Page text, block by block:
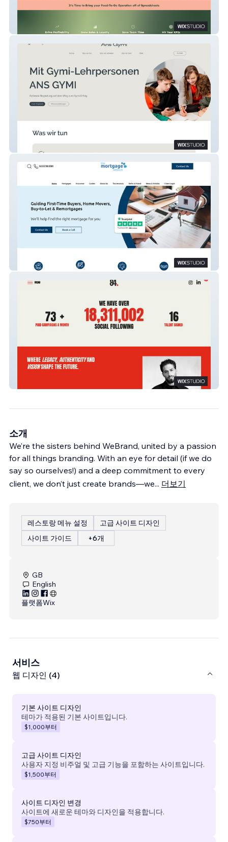
Ans Gymi
The Mortgage Network
소개
We’re the sisters behind WeBrand, united by a passion
for all things branding. With an eye for detail (if we do
say so ourselves!) and a deep commitment to every
client, we don’t just create brands—we... 더보기
레스토랑 메뉴 설정
고급 사이트 디자인
사이트 가이드
+6개
GB
English
플랫폼Wix
서비스
웹 디자인 (4)
기본 사이트 디자인
테마가 적용된 기본 사이트입니다.
$1,000부터
고급 사이트 디자인
사용자 지정 비주얼 및 고급 기능을 포함하는 사이트입니다.
$1,500부터
사이트 디자인 변경
사이트에 새로운 테마와 디자인을 적용합니다.
$750부터